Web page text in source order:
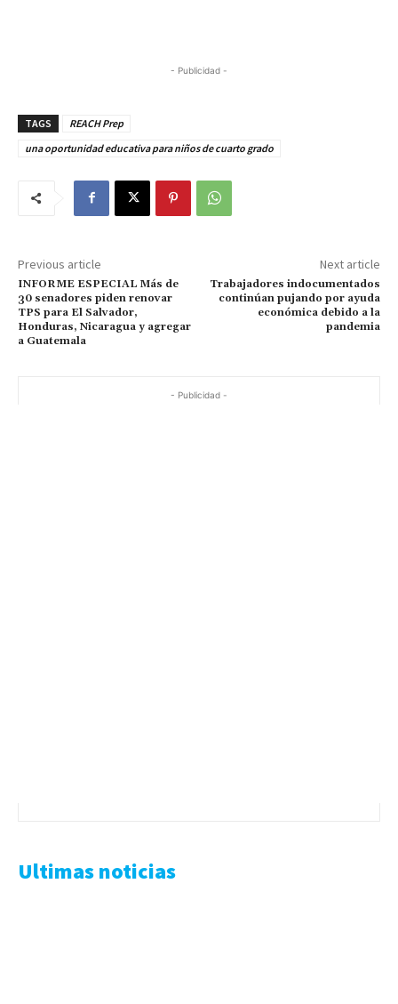
- Publicidad -
TAGS
REACH Prep
una oportunidad educativa para niños de cuarto grado
Previous article
INFORME ESPECIAL Más de
30 senadores piden renovar
TPS para El Salvador,
Honduras, Nicaragua y agregar
a Guatemala
Next article
Trabajadores indocumentados
continúan pujando por ayuda
económica debido a la
pandemia
- Publicidad -
Ultimas noticias